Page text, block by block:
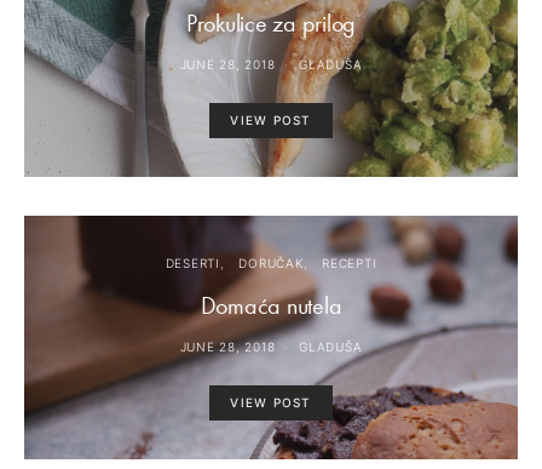
Prokulice za prilog
JUNE 28, 2018 GLADUŠA
VIEW POST
DESERTI DORUČAK RECEPTI
Domaća nutela
JUNE 28, 2018 GLADUŠA
VIEW POST